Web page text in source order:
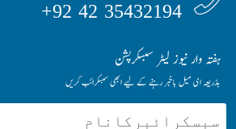
35432194 42 92+
ہفتہ وار نیوز لیٹر سبسکرپشن
بذریعہ ای میل باخبر رہنے کے لیے ابھی سبسکرائب کریں